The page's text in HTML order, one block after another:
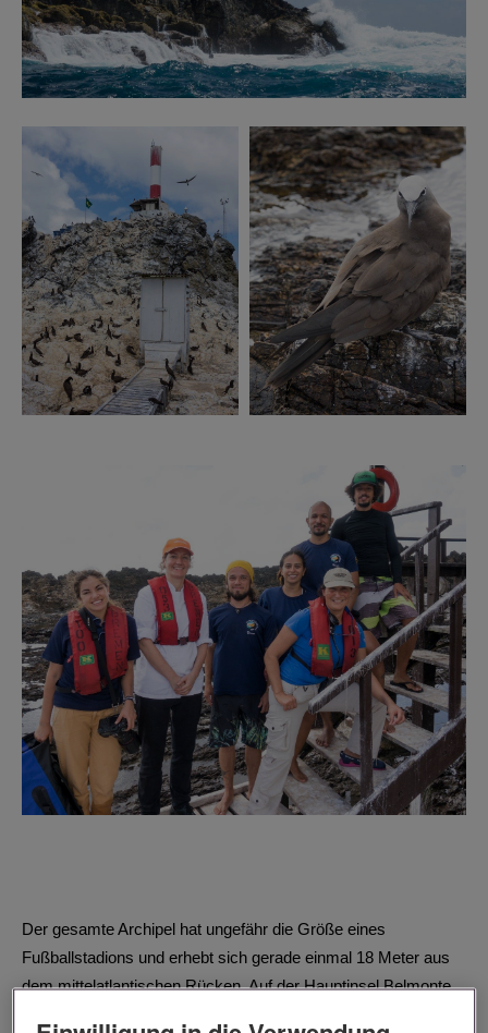
Der gesamte Archipel hat ungefähr die Größe eines
Fußballstadions und erhebt sich gerade einmal 18 Meter aus
dem mittelatlantischen Rücken. Auf der Hauptinsel Belmonte